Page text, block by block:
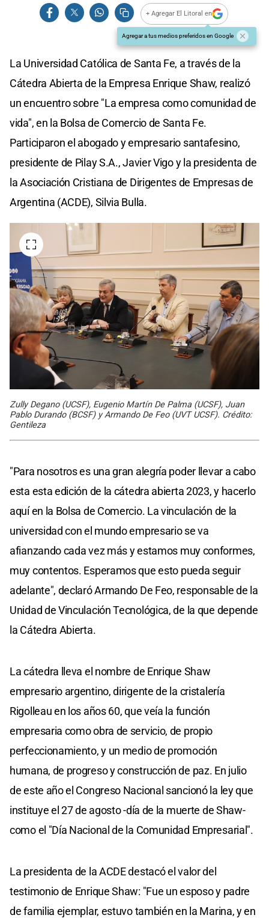
+ Agregar El Litoral en
Agregar a tus medios preferidos en Google
La Universidad Católica de Santa Fe, a través de la
Cátedra Abierta de la Empresa Enrique Shaw, realizó
un encuentro sobre "La empresa como comunidad de
vida", en la Bolsa de Comercio de Santa Fe.
Participaron el abogado y empresario santafesino,
presidente de Pilay S.A., Javier Vigo y la presidenta de
la Asociación Cristiana de Dirigentes de Empresas de
Argentina (ACDE), Silvia Bulla.
Zully Degano (UCSF), Eugenio Martín De Palma (UCSF), Juan
Pablo Durando (BCSF) y Armando De Feo (UVT UCSF). Crédito:
Gentileza
"Para nosotros es una gran alegría poder llevar a cabo
esta esta edición de la cátedra abierta 2023, y hacerlo
aquí en la Bolsa de Comercio. La vinculación de la
universidad con el mundo empresario se va
afianzando cada vez más y estamos muy conformes,
muy contentos. Esperamos que esto pueda seguir
adelante", declaró Armando De Feo, responsable de la
Unidad de Vinculación Tecnológica, de la que depende
la Cátedra Abierta.
La cátedra lleva el nombre de Enrique Shaw
empresario argentino, dirigente de la cristalería
Rigolleau en los años 60, que veía la función
empresaria como obra de servicio, de propio
perfeccionamiento, y un medio de promoción
humana, de progreso y construcción de paz. En julio
de este año el Congreso Nacional sancionó la ley que
instituye el 27 de agosto -día de la muerte de Shaw-
como el "Día Nacional de la Comunidad Empresarial".
La presidenta de la ACDE destacó el valor del
testimonio de Enrique Shaw: "Fue un esposo y padre
de familia ejemplar, estuvo también en la Marina, y en